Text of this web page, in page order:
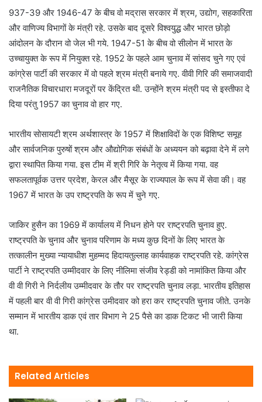
937-39 और 1946-47 के बीच वो मद्रास सरकार में श्रम, उद्योग, सहकारिता
और वाणिज्य विभागों के मंत्री रहे. उसके बाद दूसरे विश्वयुद्ध और भारत छोड़ो
आंदोलन के दौरान वो जेल भी गये. 1947-51 के बीच वो सीलोन में भारत के
उच्चायुक्त के रूप में नियुक्त रहे. 1952 के पहले आम चुनाव में सांसद चुने गए एवं
कांग्रेस पार्टी की सरकार में वो पहले श्रम मंत्री बनाये गए. वीवी गिरि की समाजवादी
राजनैतिक विचारधारा मजदूरों पर केंद्रित थी. उन्होंने श्रम मंत्री पद से इस्तीफा दे
दिया परंतु 1957 का चुनाव वो हार गए.
भारतीय सोसायटी श्रम अर्थशास्त्र के 1957 में शिक्षाविदों के एक विशिष्ट समूह
और सार्वजनिक पुरुषों श्रम और औद्योगिक संबंधों के अध्ययन को बढ़ावा देने में लगे
द्वारा स्थापित किया गया. इस टीम में श्री गिरि के नेतृत्व में किया गया. वह
सफलतापूर्वक उत्तर प्रदेश, केरल और मैसूर के राज्यपाल के रूप में सेवा की। वह
1967 में भारत के उप राष्ट्रपति के रूप में चुने गए.
जाकिर हुसैन का 1969 में कार्यालय में निधन होने पर राष्ट्रपति चुनाव हुए.
राष्ट्रपति के चुनाव और चुनाव परिणाम के मध्य कुछ दिनों के लिए भारत के
तत्कालीन मुख्या न्यायाधीश मुहम्मद हिदायतुल्लाह कार्यवाहक राष्ट्रपति रहे. कांग्रेस
पार्टी ने राष्ट्रपति उम्मीदवार के लिए नीलिमा संजीव रेड्डी को नामांकित किया और
वी वी गिरी ने निर्दलीय उम्मीदवार के तौर पर राष्ट्रपति चुनाव लड़ा. भारतीय इतिहास
में पहली बार वी वी गिरी कांग्रेस उमीदवार को हरा कर राष्ट्रपति चुनाव जीते. उनके
सम्मान में भारतीय डाक एवं तार विभाग ने 25 पैसे का डाक टिकट भी जारी किया
था.
Related Articles